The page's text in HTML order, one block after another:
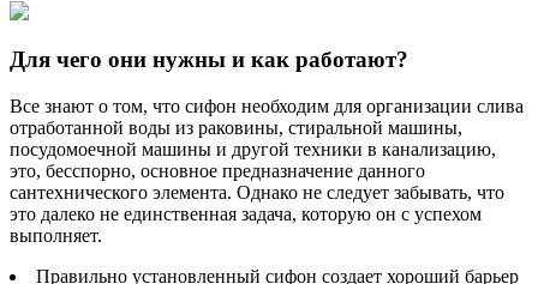
Для чего они нужны и как работают?
Все знают о том, что сифон необходим для организации слива
отработанной воды из раковины, стиральной машины,
посудомоечной машины и другой техники в канализацию,
это, бесспорно, основное предназначение данного
сантехнического элемента. Однако не следует забывать, что
это далеко не единственная задача, которую он с успехом
выполняет.
Правильно установленный сифон создает хороший барьер